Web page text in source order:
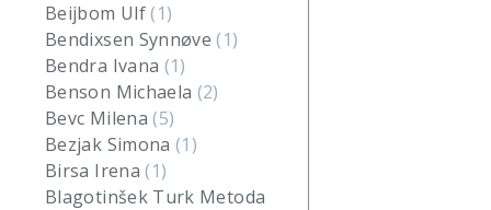
Beijbom Ulf(1)
Bendixsen Synnøve(1)
Bendra Ivana (1)
Benson Michaela (2)
Bevc Milena(5)
Bezjak Simona(1)
Birsa Irena(1)
Blagotinšek Turk Metoda